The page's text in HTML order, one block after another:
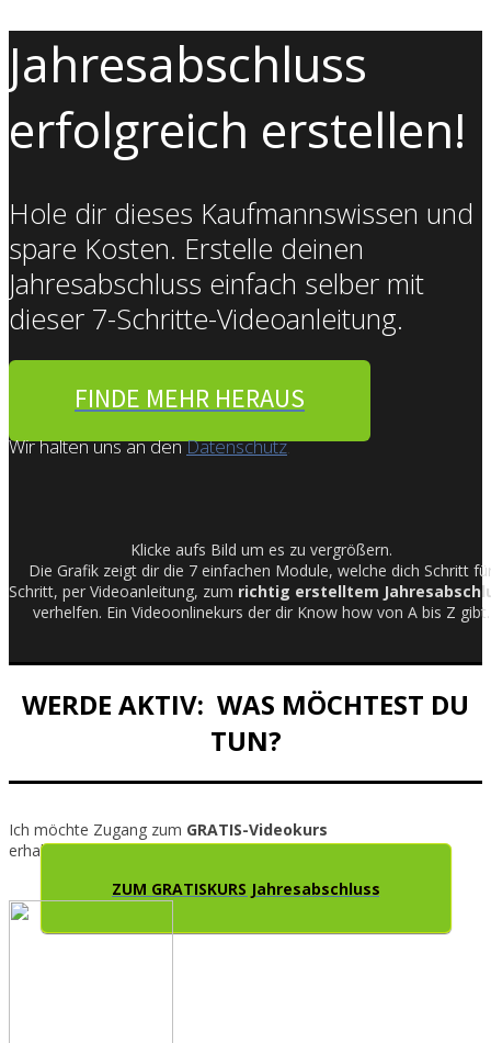
Jahresabschluss
erfolgreich erstellen!
Hole dir dieses Kaufmannswissen und
spare Kosten. Erstelle deinen
Jahresabschluss einfach selber mit
dieser 7-Schritte-Videoanleitung.
FINDE MEHR HERAUS
Wir halten uns an denDatenschutz.
Klicke aufs Bild um es zu vergrößern.
Die Grafik zeigt dir die 7 einfachen Module, welche dich Schritt
Schritt, per Videoanleitung, zum richtig erstelltem
verhelfen. Ein Videoonlinekurs der dir Know how von A bis Z gibt.
WERDE AKTIV: WAS MÖCHTEST DU
TUN?
Ich möchte Zugang zum GRATIS-Videokurs
erhalten
ZUM GRATISKURS Jahresabschluss